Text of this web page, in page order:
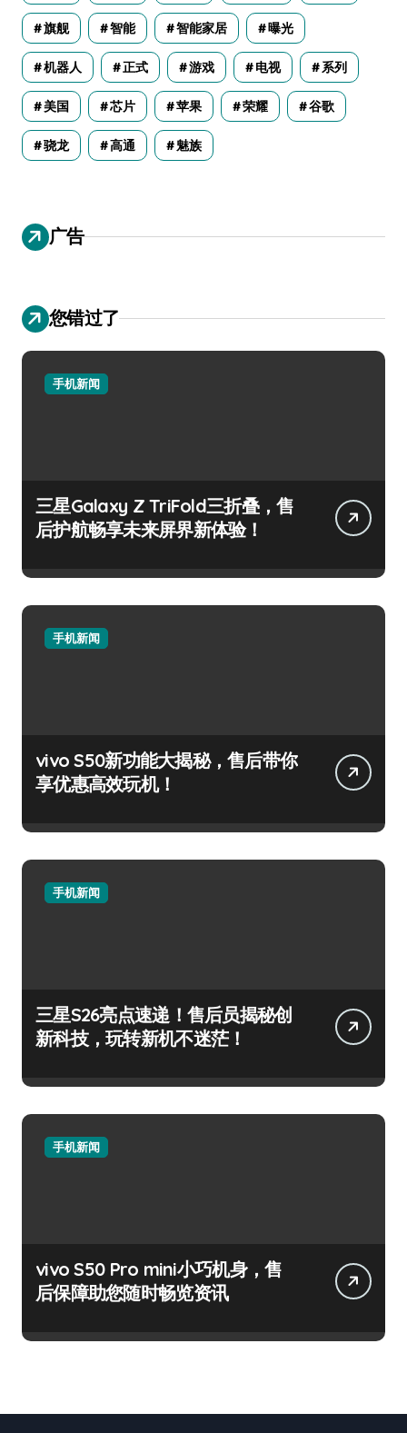
旗舰 智能 智能家居 曝光
机器人 正式 游戏 电视 系列
美国 芯片 苹果 荣耀 谷歌
骁龙 高通 魅族
广告
您错过了
手机新闻
三星Galaxy Z TriFold三折叠，售
后护航畅享未来屏界新体验！
手机新闻
vivo S50新功能大揭秘，售后带你
享优惠高效玩机！
手机新闻
三星S26亮点速递！售后员揭秘创
新科技，玩转新机不迷茫！
手机新闻
vivo S50 Pro mini小巧机身，售
后保障助您随时畅览资讯